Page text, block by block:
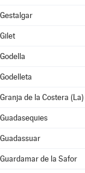
Gestalgar
Gilet
Godella
Godelleta
Granja de la Costera (La)
Guadasequies
Guadassuar
Guardamar de la Safor